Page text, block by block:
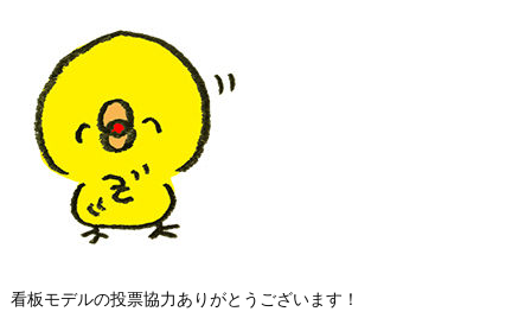
看板モデルの投票協力ありがとうございます！